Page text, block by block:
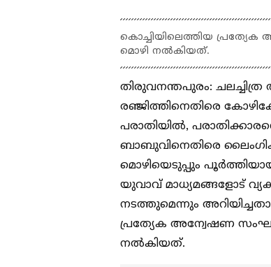
കൊച്ചിയിലെത്തിയ
മൊഴി നൽകിയത്.
തിരുവനന്തപുരം:
രഞ്ജിത്തിനെതിരെ
പരാതിയിൽ,
ബാബുവിനെതിരെ
മൊഴിയെടുപ്പും
യുവാവ് മാധ്യമങ്ങളോട്
നടത്തുമെന്നും
പ്രത്യേക അന്വേഷണ
നൽകിയത്.